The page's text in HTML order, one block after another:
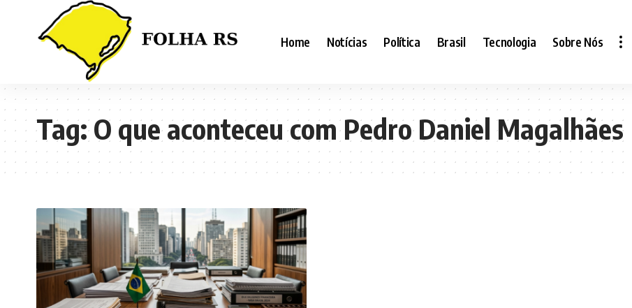
Home Notícias Política Brasil Tecnologia Sobre Nós
Tag:O que aconteceu com Pedro Daniel Magalhães